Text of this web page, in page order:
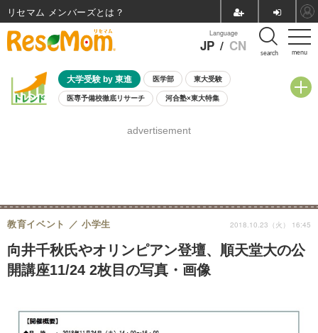
menu
Language
JP / CN search
大学受験 by 東進 医学部 東大受験
医専予備校徹底リサーチ 河合塾×東大特集
8月開催学校説明会・相談会
advertisement
向井千秋氏やオリンピアン登壇、順天堂大の公
開講座11/24 2枚目の写真・画像
教育イベント 小学生 2018.10.23（火） 16:45
リセマム メンバーズ